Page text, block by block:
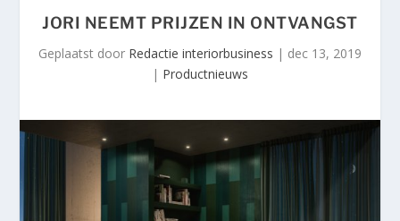
JORI NEEMT PRIJZEN IN ONTVANGST
Geplaatst door Redactie interiorbusiness | dec 13, 2019
| Productnieuws